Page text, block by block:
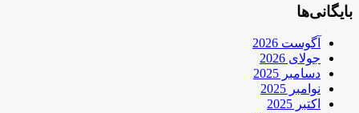
بایگانی‌ها
آگوست 2026
جولای 2026
دسامبر 2025
نوامبر 2025
اکتبر 2025